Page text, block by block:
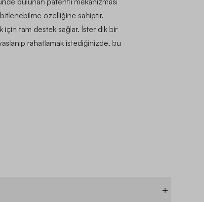
özelliğine sahiptir.
için tam destek sağlar. İster dik bir
rahatlamak istediğinizde, bu